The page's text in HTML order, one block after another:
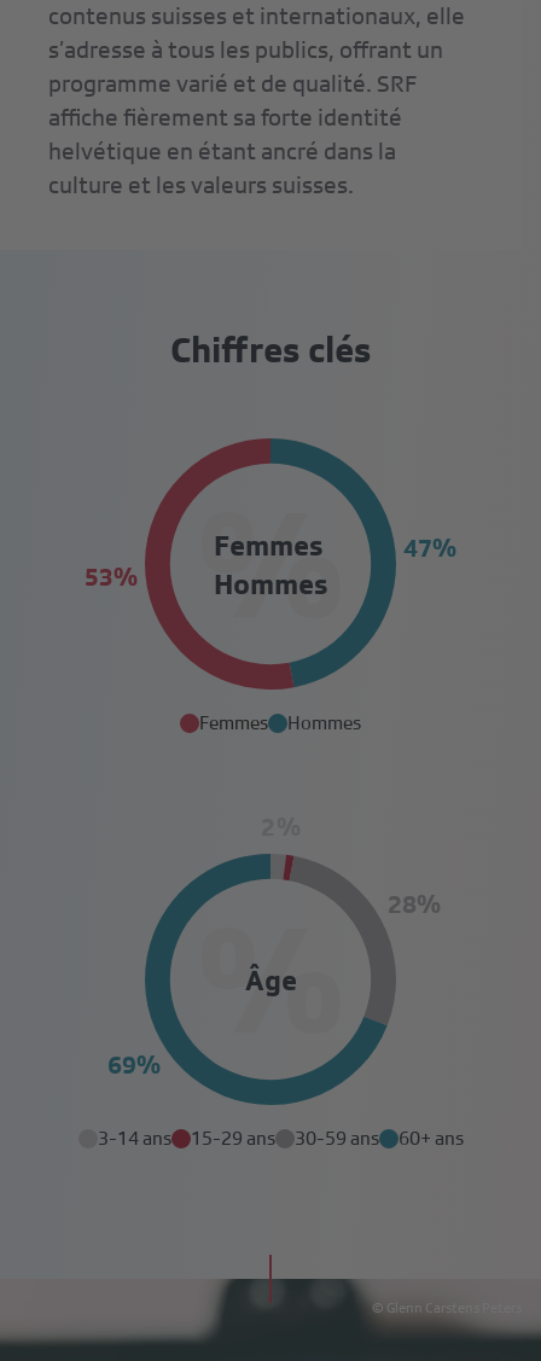
contenus suisses et internationaux, elle
s’adresse à tous les publics, offrant un
programme varié et de qualité. SRF
affiche fièrement sa forte identité
helvétique en étant ancré dans la
culture et les valeurs suisses.
Chiffres clés
Femmes
Hommes
%
Femmes Hommes
Âge
%
3-14 ans 15-29 ans 30-59 ans 60+ ans
© Glenn Carstens Peters